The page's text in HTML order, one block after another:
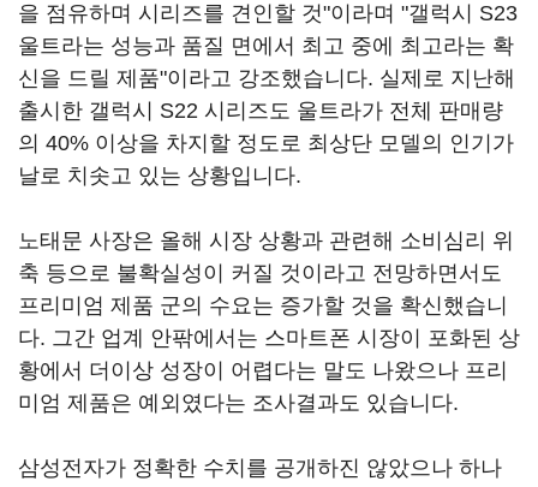
을 점유하며 시리즈를 견인할 것"이라며 "갤럭시 S23
울트라는 성능과 품질 면에서 최고 중에 최고라는 확
신을 드릴 제품"이라고 강조했습니다. 실제로 지난해
출시한 갤럭시 S22 시리즈도 울트라가 전체 판매량
의 40% 이상을 차지할 정도로 최상단 모델의 인기가
날로 치솟고 있는 상황입니다.
노태문 사장은 올해 시장 상황과 관련해 소비심리 위
축 등으로 불확실성이 커질 것이라고 전망하면서도
프리미엄 제품 군의 수요는 증가할 것을 확신했습니
다. 그간 업계 안팎에서는 스마트폰 시장이 포화된 상
황에서 더이상 성장이 어렵다는 말도 나왔으나 프리
미엄 제품은 예외였다는 조사결과도 있습니다.
삼성전자가 정확한 수치를 공개하진 않았으나 하나